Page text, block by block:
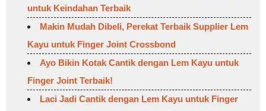
untuk Keindahan Terbaik
Makin Mudah Dibeli, Perekat Terbaik Supplier Lem
Kayu untuk Finger Joint Crossbond
Ayo Bikin Kotak Cantik dengan Lem Kayu untuk
Finger Joint Terbaik!
Laci Jadi Cantik dengan Lem Kayu untuk Finger